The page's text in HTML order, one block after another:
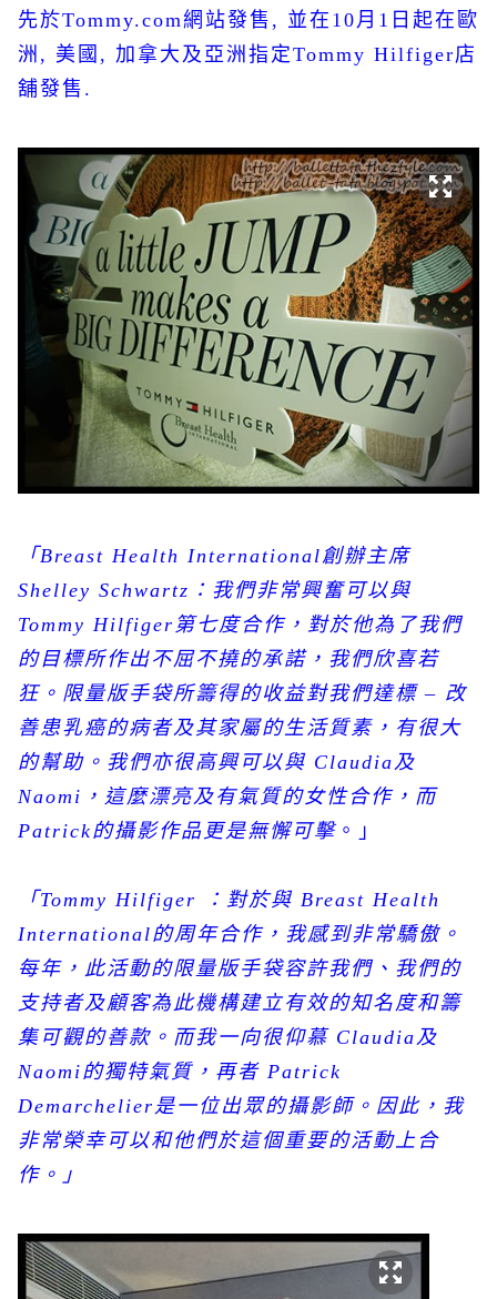
先於Tommy.com網站發售 , 並在 10月 1 日起在歐
洲 , 美國 , 加拿大及亞洲指定Tommy Hilfiger店
舖發售 .
「Breast Health International創辦主席
Shelley Schwartz ：我們非常興奮可以與
Tommy Hilfiger 第七度合作，對於他為了我們
的目標所作出不屈不撓的承諾，我們欣喜若
狂。限量版手袋所籌得的收益對我們達標– 改
善患乳癌的病者及其家屬的生活質素，有很大
的幫助。我們亦很高興可以與 Claudia及
Naomi ，這麼漂亮及有氣質的女性合作，而
Patrick的攝影作品更是無懈可擊 。」
「 Tommy Hilfiger ：對於與 Breast Health
International的周年合作，我感到非常驕傲。
每年，此活動的限量版手袋容許我們、我們的
支持者及顧客為此機構建立有效的知名度和籌
集可觀的善款。而我一向很仰慕 Claudia及
Naomi的獨特氣質，再者 Patrick
Demarchelier是一位出眾的攝影師。因此，我
非常榮幸可以和他們於這個重要的活動上合
作。」